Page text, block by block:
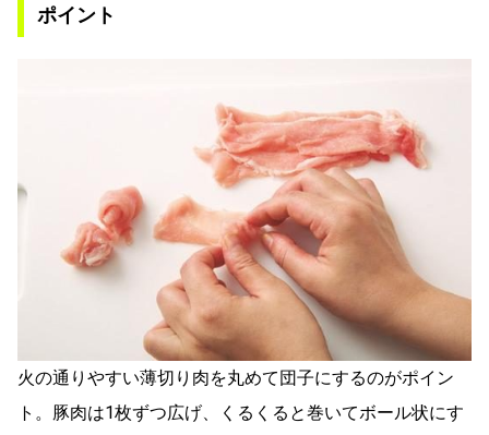
ポイント
火の通りやすい薄切り肉を丸めて団子にするのがポイン
ト。豚肉は1枚ずつ広げ、くるくると巻いてボール状にす